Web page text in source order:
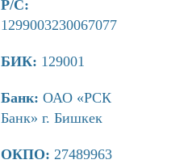
Р/С:
1299003230067077
БИК: 129001
Банк: ОАО «РСК
Банк» г. Бишкек
ОКПО: 27489963